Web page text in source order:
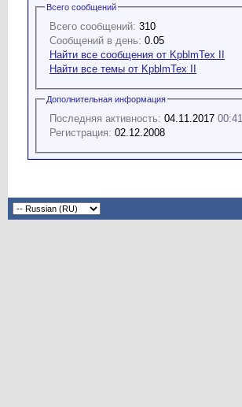
Всего сообщений
Всего сообщений: 310
Сообщений в день: 0.05
Найти все сообщения от KpblmTex II
Найти все темы от KpblmTex II
Дополнительная информация
Последняя активность: 04.11.2017 00:41
Регистрация: 02.12.2008